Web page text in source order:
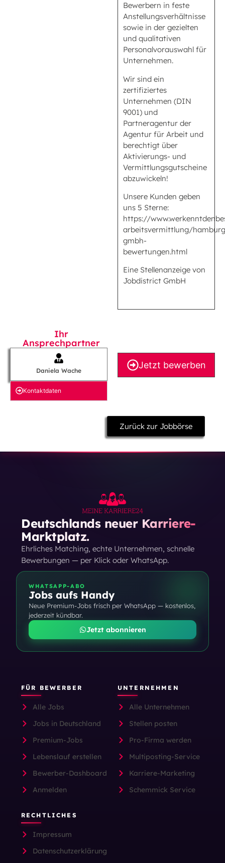
Bewerbern in feste
Anstellungsverhältnisse
sowie in der gezielten
und qualitativen
Personalvorauswahl für
Unternehmen.
Wir sind ein
zertifiziertes
Unternehmen (DIN
9001) und
Partneragentur der
Agentur für Arbeit und
berechtigt über
Aktivierungs- und
Vermittlungsgutscheine
abzuwickeln!
Unsere Kunden geben
uns 5 Sterne:
https://
arbeitsvermittlung/
gmbh-
bewertungen.html
Eine Stellenanzeige von
Jobdistrict GmbH
Ihr
Ansprechpartner
Daniela Wache
Kontakt­daten
Jetzt bewerben
Zurück zur Jobbörse
Deutschlands neuer Karriere-
Marktplatz.
Ehrliches Matching, echte Unternehmen, schnelle
Bewerbungen — per Klick oder WhatsApp.
WHATSAPP-ABO
Jobs aufs Handy
Neue Premium-Jobs frisch per WhatsApp — kostenlos,
jederzeit kündbar.
Jetzt abonnieren
FÜR BEWERBER
Alle Jobs
Jobs in Deutschland
Premium-Jobs
Lebenslauf erstellen
Bewerber-Dashboard
Anmelden
UNTERNEHMEN
Alle Unternehmen
Stellen posten
Pro-Firma werden
Multiposting-Service
Karriere-Marketing
Schemmick Service
RECHTLICHES
Impressum
Datenschutzerklärung